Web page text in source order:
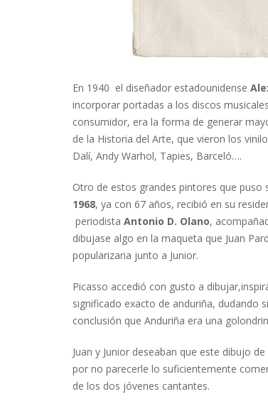
En 1940 el diseñador estadounidense
incorporar portadas a los discos
consumidor, era la forma de generar
de la Historia del Arte, que vieron los
Dalí, Andy Warhol, Tapies, Barceló….
Otro de estos grandes pintores que puso
1968, ya con 67 años, recibió en su
periodista Antonio D. Olano,
dibujase algo en la maqueta que Juan
popularizaria junto a Junior.
Picasso accedió con gusto a
significado exacto de anduriña, dudando
conclusión que Anduriña era una
Juan y Junior deseaban que este dibujo
por no parecerle lo suficientemente
de los dos jóvenes cantantes.